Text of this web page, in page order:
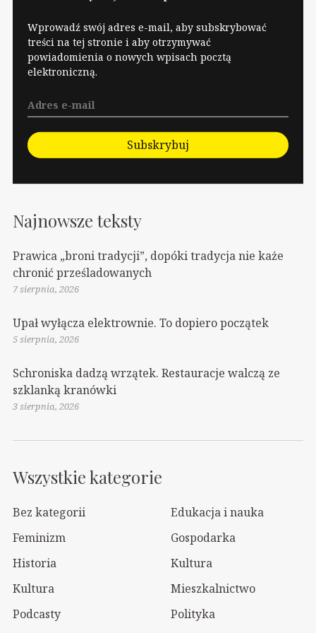
krytykę. Ponieważ jak
krytyka jest "ludowa"
to…
Wprowadź swój adres e-mail, aby subskrybować
treści na tej stronie i aby otrzymywać
powiadomienia o nowych wpisach pocztą
elektroniczną.
Subskrybuj
Najnowsze teksty
Prawica „broni tradycji”, dopóki tradycja nie każe
chronić prześladowanych
7 sierpnia, 2026
Upał wyłącza elektrownie. To dopiero początek
5 sierpnia, 2026
Schroniska dadzą wrzątek. Restauracje walczą ze
szklanką kranówki
3 sierpnia, 2026
Wszystkie kategorie
Bez kategorii
Edukacja i nauka
Feminizm
Gospodarka
Historia
Kultura
Kultura
Mieszkalnictwo
Podcasty
Polityka